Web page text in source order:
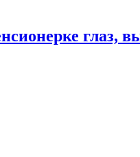
глаз,